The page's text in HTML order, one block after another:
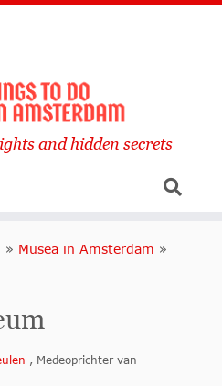
and hidden secrets
» Musea in Amsterdam »
, Medeoprichter van